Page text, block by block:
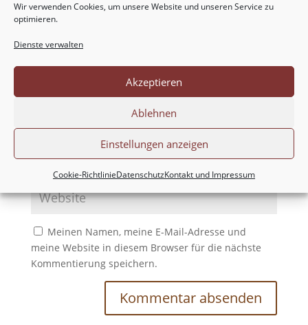
Wir verwenden Cookies, um unsere Website und unseren Service zu
optimieren.
Dienste verwalten
Akzeptieren
Ablehnen
Einstellungen anzeigen
Cookie-RichtlinieDatenschutzKontakt und Impressum
Meinen Namen, meine E-Mail-Adresse und
meine Website in diesem Browser für die nächste
Kommentierung speichern.